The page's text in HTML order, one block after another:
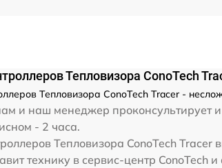
Тепловизора ConoTech
Тепловизора ConoTech Tracer -
и наш менеджер проконсультирует и
- 2 часа.
Тепловизора ConoTech
технику в сервис-центр ConoTech и